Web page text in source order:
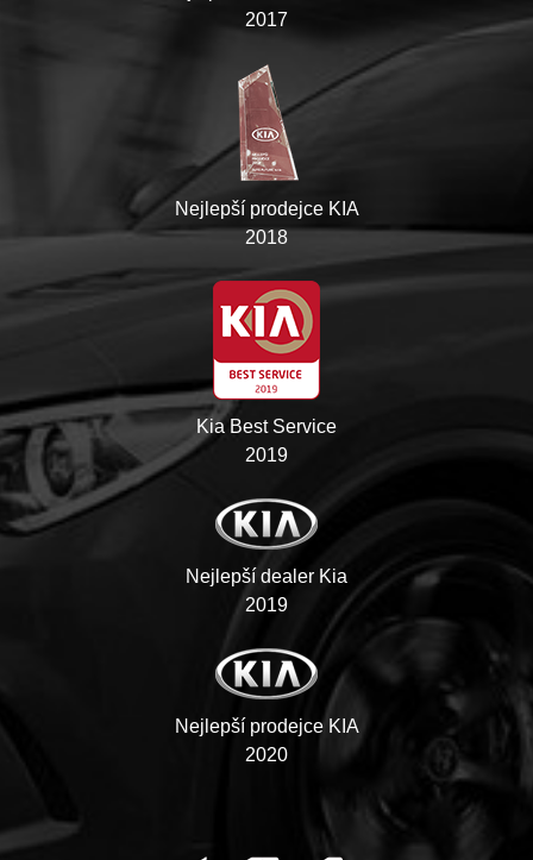
2017
Nejlepší prodejce KIA
2018
Kia Best Service
2019
Nejlepší dealer Kia
2019
Nejlepší prodejce KIA
2020